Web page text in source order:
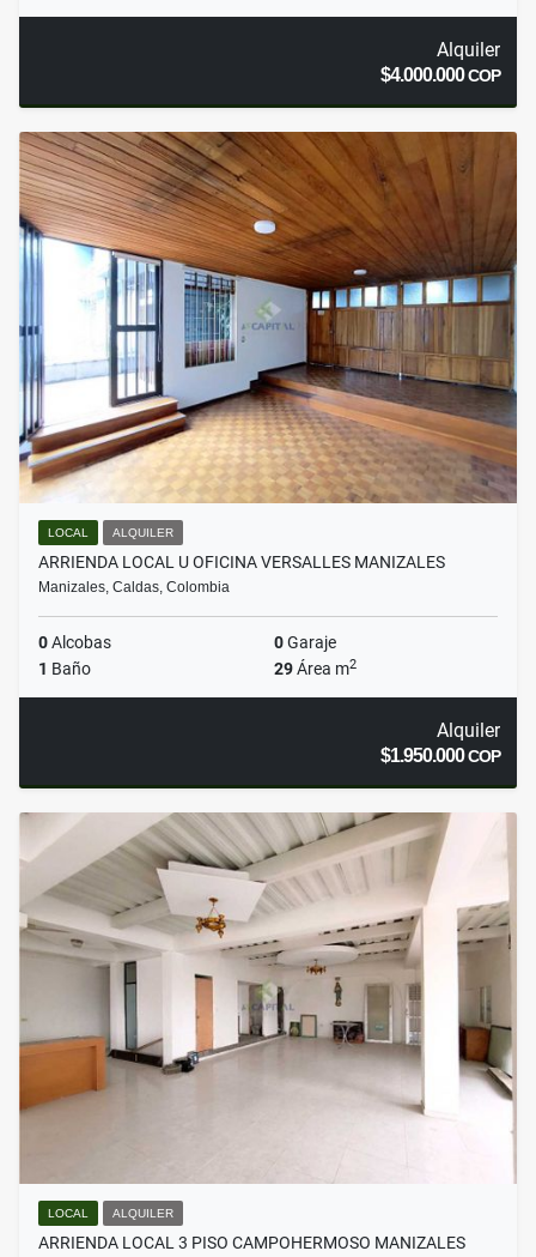
Alquiler
$4.000.000COP
LOCAL ALQUILER
ARRIENDA LOCAL U OFICINA VERSALLES MANIZALES
Manizales, Caldas, Colombia
0Alcobas 0Garaje
1 Baño 29Área m2
Alquiler
$1.950.000COP
LOCAL ALQUILER
ARRIENDA LOCAL 3 PISO CAMPOHERMOSO MANIZALES